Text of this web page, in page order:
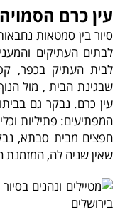
עין כרם
סיור בין סמטאות
לבתים העתיקים
לבית העתיק בכפר,
שבגינת הבית , מול
עין כרם. נבקר גם
המפתיעים: פתיליות
חפצים מבית סבתא,
שאין שניה לה, המזמנת